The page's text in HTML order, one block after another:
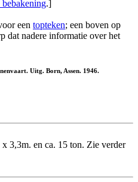
.]
een topteken; een boven op
dat nadere informatie over het
Uitg. Born, Assen. 1946.
x 3,3m. en ca. 15 ton. Zie verder